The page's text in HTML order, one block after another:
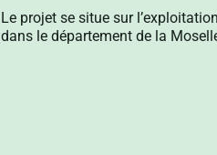
Le projet se situe sur
dans le département de la